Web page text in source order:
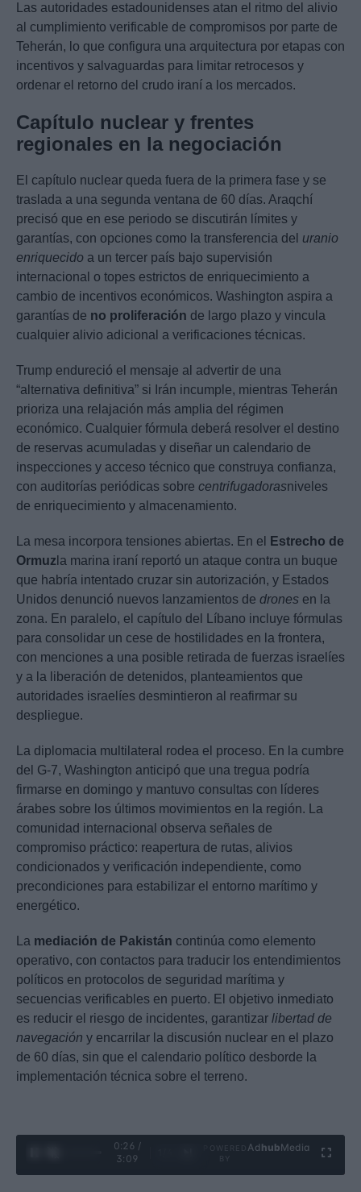
Las autoridades estadounidenses atan el ritmo del alivio
al cumplimiento verificable de compromisos por parte de
Teherán, lo que configura una arquitectura por etapas con
incentivos y salvaguardas para limitar retrocesos y
ordenar el retorno del crudo iraní a los mercados.
Capítulo nuclear y frentes
regionales en la negociación
El capítulo nuclear queda fuera de la primera fase y se
traslada a una segunda ventana de 60 días. Araqchí
precisó que en ese periodo se discutirán límites y
garantías, con opciones como la transferencia del uranio
enriquecido a un tercer país bajo supervisión
internacional o topes estrictos de enriquecimiento a
cambio de incentivos económicos. Washington aspira a
garantías de no proliferación de largo plazo y vincula
cualquier alivio adicional a verificaciones técnicas.
Trump endureció el mensaje al advertir de una
“alternativa definitiva” si Irán incumple, mientras Teherán
prioriza una relajación más amplia del régimen
económico. Cualquier fórmula deberá resolver el destino
de reservas acumuladas y diseñar un calendario de
inspecciones y acceso técnico que construya confianza,
con auditorías periódicas sobre centrifugadorasniveles
de enriquecimiento y almacenamiento.
La mesa incorpora tensiones abiertas. En el
Estrecho de
Ormuz la marina iraní reportó un ataque contra un buque
que habría intentado cruzar sin autorización, y Estados
Unidos denunció nuevos lanzamientos de drones en la
zona. En paralelo, el capítulo del Líbano incluye fórmulas
para consolidar un cese de hostilidades en la frontera,
con menciones a una posible retirada de fuerzas israelíes
y a la liberación de detenidos, planteamientos que
autoridades israelíes desmintieron al reafirmar su
despliegue.
La diplomacia multilateral rodea el proceso. En la cumbre
del G-7, Washington anticipó que una tregua podría
firmarse en domingo y mantuvo consultas con líderes
árabes sobre los últimos movimientos en la región. La
comunidad internacional observa señales de
compromiso práctico: reapertura de rutas, alivios
condicionados y verificación independiente, como
precondiciones para estabilizar el entorno marítimo y
energético.
La mediación de Pakistán continúa como elemento
operativo, con contactos para traducir los entendimientos
políticos en protocolos de seguridad marítima y
secuencias verificables en puerto. El objetivo inmediato
es reducir el riesgo de incidentes, garantizar libertad de
navegación y encarrilar la discusión nuclear en el plazo
de 60 días, sin que el calendario político desborde la
implementación técnica sobre el terreno.
0:28 /
3:09
Ad hubMedia